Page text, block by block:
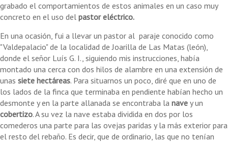
grabado el comportamientos de estos animales en un caso muy
concreto en el uso del pastor eléctrico.
En una ocasión, fui a llevar un pastor al paraje conocido como
"Valdepalacio" de la localidad de Joarilla de Las Matas (león),
donde el señor Luís G. I., siguiendo mis instrucciones, había
montado una cerca con dos hilos de alambre en una extensión de
unas siete hectáreas. Para situarnos un poco, diré que en uno de
los lados de la finca que terminaba en pendiente habían hecho un
desmonte y en la parte allanada se encontraba la nave y un
cobertizo. A su vez la nave estaba dividida en dos por los
comederos una parte para las ovejas paridas y la más exterior para
el resto del rebaño. Es decir, que de ordinario, las que no tenían